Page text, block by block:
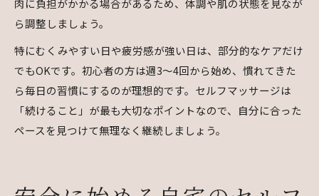
肉に負担がかかる場合があるため、体調や肌の状態を見なが
ら調整しましょう。
特にむくみやすい日や疲労感が強い日は、部分的なケアだけ
でもOKです。初心者の方は週3〜4回から始め、慣れてきた
ら毎日の習慣にするのが理想的です。セルフマッサージは
「続けること」が最も大切なポイントなので、自分に合った
ペースを見つけて無理なく継続しましょう。